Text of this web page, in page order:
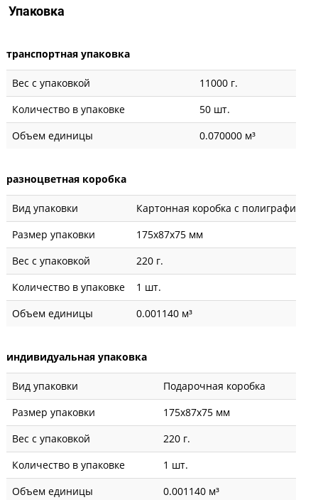
Упаковка
транспортная упаковка
Вес с упаковкой
11000 г.
Количество в упаковке
50 шт.
Объем единицы
0.070000 м³
разноцветная коробка
Вид упаковки
Картонная коробка с полиграфией
Размер упаковки
175x87x75 мм
Вес с упаковкой
220 г.
Количество в упаковке
1 шт.
Объем единицы
0.001140 м³
индивидуальная упаковка
Вид упаковки
Подарочная коробка
Размер упаковки
175x87x75 мм
Вес с упаковкой
220 г.
Количество в упаковке
1 шт.
Объем единицы
0.001140 м³